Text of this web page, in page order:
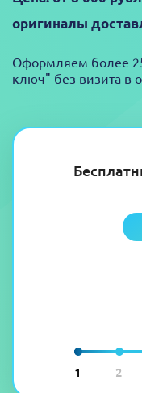
1 2
оригиналы
Оформляем более
ключ" без визита в